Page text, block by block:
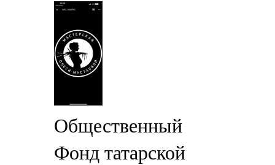
Общественный
Фонд татарской